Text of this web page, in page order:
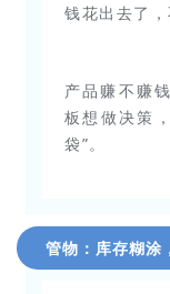
钱花出去了
产品赚不赚
板想做决策
袋”。
管物：库存糊涂